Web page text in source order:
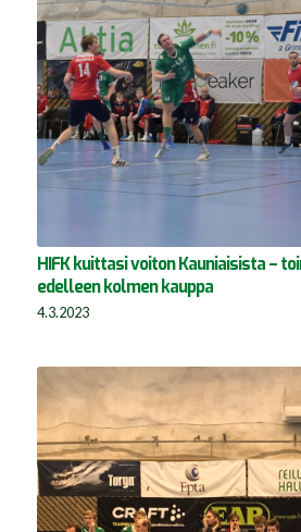
HIFK kuittasi voiton Kauniaisista –
edelleen kolmen kauppa
4.3.2023